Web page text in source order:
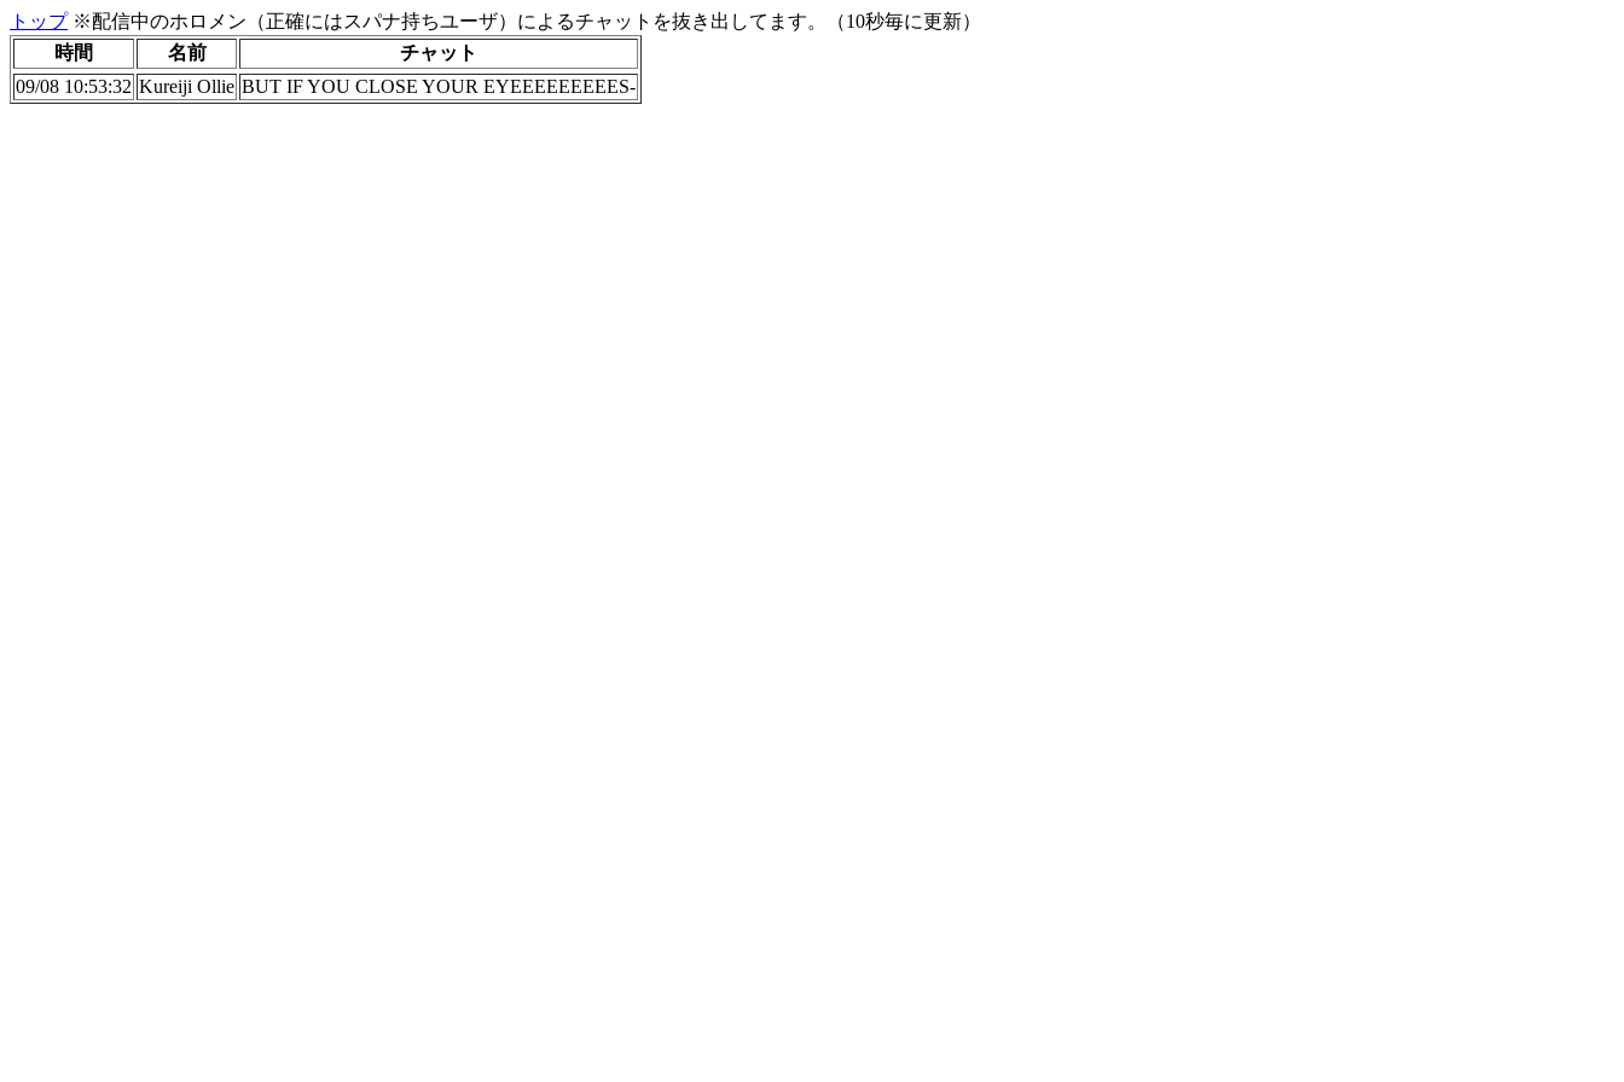
トップ※配信中のホロメン（正確にはスパナ持ちユーザ）によるチャットを抜き出してます。（10秒毎に更新）
時間
名前
チャット
09/08 10:53:32 Kureiji Ollie BUT IF YOU CLOSE YOUR EYEEEEEEEEES-